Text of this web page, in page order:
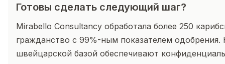
Готовы сделать следующий шаг?
Mirabello Consultancy обработала более 250
гражданство с 99%-ным показателем
швейцарской базой обеспечивают